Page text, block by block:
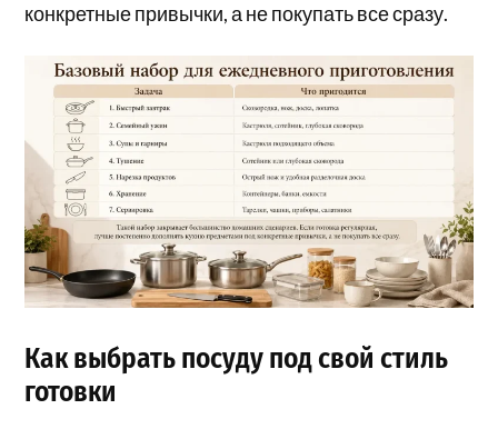
конкретные привычки, а не покупать все сразу.
Как выбрать посуду под свой стиль
готовки